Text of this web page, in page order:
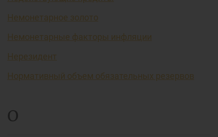
Немонетарное золото
Немонетарные факторы инфляции
Нерезидент
Нормативный объем обязательных резервов
О